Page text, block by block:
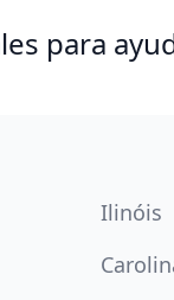
para
Ilinóis